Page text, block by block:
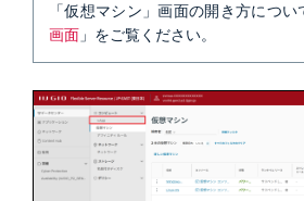
「仮想マシン」画面の開き方につい
画面 」をご覧ください。